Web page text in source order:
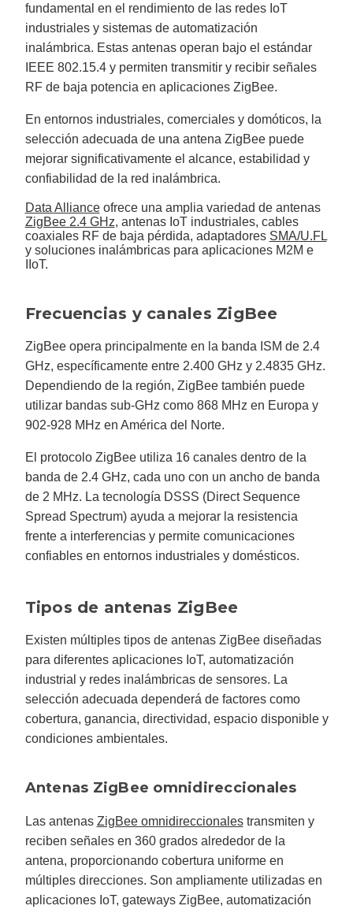
fundamental en el rendimiento de las redes IoT
industriales y sistemas de automatización
inalámbrica. Estas antenas operan bajo el estándar
IEEE 802.15.4 y permiten transmitir y recibir señales
RF de baja potencia en aplicaciones ZigBee.
En entornos industriales, comerciales y domóticos, la
selección adecuada de una antena ZigBee puede
mejorar significativamente el alcance, estabilidad y
confiabilidad de la red inalámbrica.
Data Allianceofrece una amplia variedad de antenas
ZigBee 2.4 GHz, antenas IoT industriales, cables
coaxiales RF de baja pérdida, adaptadores SMA/U.FL
y soluciones inalámbricas para aplicaciones M2M e
IIoT.
Frecuencias y canales ZigBee
ZigBee opera principalmente en la banda ISM de 2.4
GHz, específicamente entre 2.400 GHz y 2.4835 GHz.
Dependiendo de la región, ZigBee también puede
utilizar bandas sub-GHz como 868 MHz en Europa y
902-928 MHz en América del Norte.
El protocolo ZigBee utiliza 16 canales dentro de la
banda de 2.4 GHz, cada uno con un ancho de banda
de 2 MHz. La tecnología DSSS (Direct Sequence
Spread Spectrum) ayuda a mejorar la resistencia
frente a interferencias y permite comunicaciones
confiables en entornos industriales y domésticos.
Tipos de antenas ZigBee
Existen múltiples tipos de antenas ZigBee diseñadas
para diferentes aplicaciones IoT, automatización
industrial y redes inalámbricas de sensores. La
selección adecuada dependerá de factores como
cobertura, ganancia, directividad, espacio disponible y
condiciones ambientales.
Antenas ZigBee omnidireccionales
Las antenas ZigBee omnidireccionalestransmiten y
reciben señales en 360 grados alrededor de la
antena, proporcionando cobertura uniforme en
múltiples direcciones. Son ampliamente utilizadas en
aplicaciones IoT, gateways ZigBee, automatización